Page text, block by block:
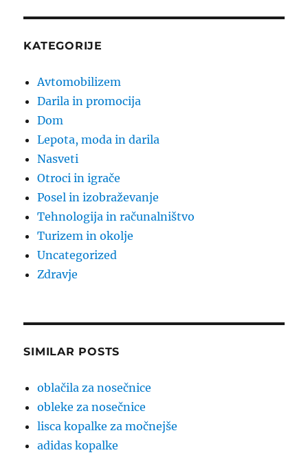
KATEGORIJE
Avtomobilizem
Darila in promocija
Dom
Lepota, moda in darila
Nasveti
Otroci in igrače
Posel in izobraževanje
Tehnologija in računalništvo
Turizem in okolje
Uncategorized
Zdravje
SIMILAR POSTS
oblačila za nosečnice
obleke za nosečnice
lisca kopalke za močnejše
adidas kopalke